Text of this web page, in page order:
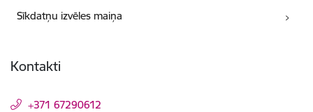
Sīkdatņu izvēles maiņa
Kontakti
+371 67290612